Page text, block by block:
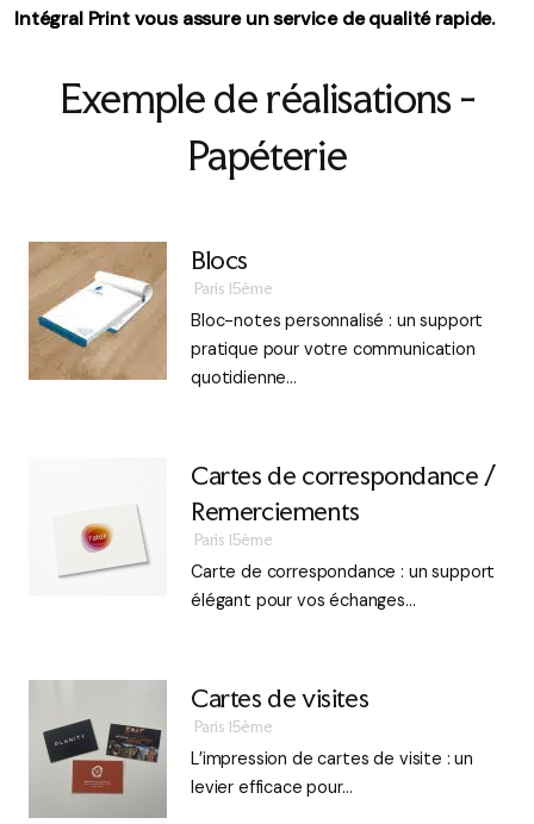
Intégral Print vous assure un service de qualité rapide.
Exemple de réalisations -
Papéterie
Blocs
Paris 15ème
Bloc-notes personnalisé : un support
pratique pour votre communication
quotidienne…
Cartes de correspondance /
Remerciements
Paris 15ème
Carte de correspondance : un support
élégant pour vos échanges…
Cartes de visites
Paris 15ème
L’impression de cartes de visite : un
levier efficace pour…